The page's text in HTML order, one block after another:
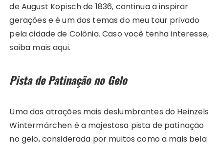
de August Kopisch de 1836, continua a inspirar
gerações e é um dos temas do meu tour privado
pela cidade de Colônia. Caso você tenha interesse,
saiba mais aqui.
Pista de Patinação no Gelo
Uma das atrações mais deslumbrantes do Heinzels
Wintermärchen é a majestosa pista de patinação
no gelo, considerada por muitos como a mais bela